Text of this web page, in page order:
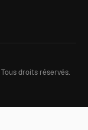
Tous droits réservés.